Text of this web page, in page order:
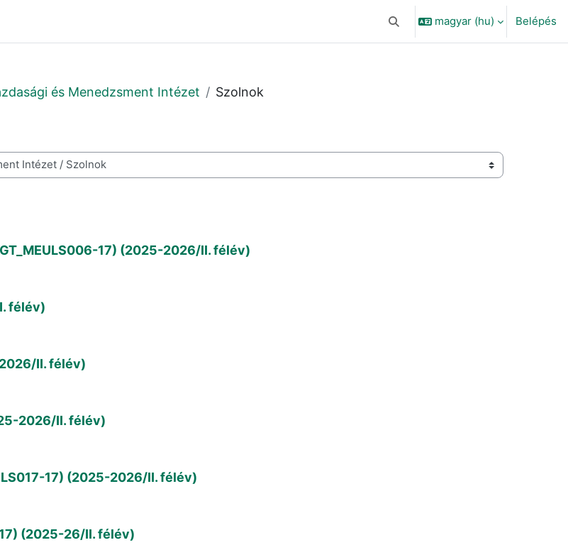
Keresési bemeneti adatok váltása
magyar ‎(hu)‎ Belépés
és Menedzsment Intézet Szolnok
17) (2025-2026/II. félév)
félév)
II. félév)
2026/II. félév)
17) (2025-2026/II. félév)
(2025-26/II. félév)